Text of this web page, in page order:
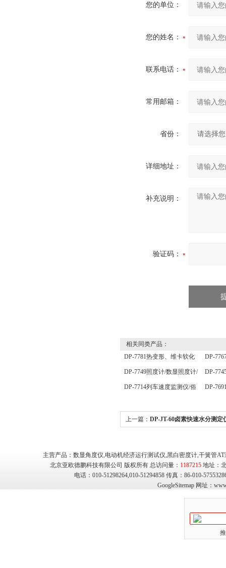
您的单位：
您的姓名：
联系电话：
常用邮箱：
省份：
详细地址：
补充说明：
验证码：
相关同类产品：
DP-7781热变形、维卡软化
点温度测定仪/维卡仪
DP-
器/孔口
DP-7749照度计/数显照度计/
便携式照度计
DP-
器/自动
DP-7714列车速度监测仪/俗
DP-
上一篇： DP-JT-60卤素快速水分测定
主营产品：数显角度仪,电动机经济运行测试仪,黑白密度计,干簧管
北京亚欧德鹏科技有限公司 版权所有 总访问量： 1187215地址：
电话：010-51298264,010-51294858 传真：86-010-
GoogleSitemap网址：